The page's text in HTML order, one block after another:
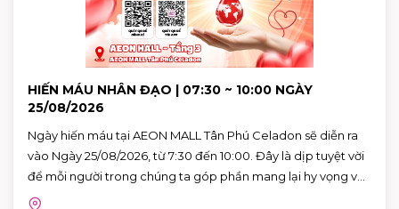
HIẾN MÁU NHÂN ĐẠO | 07:30 ~ 10:00 NGÀY
25/08/2026
Ngày hiến máu tại AEON MALL Tân Phú Celadon sẽ diễn ra
vào Ngày 25/08/2026, từ 7:30 đến 10:00. Đây là dịp tuyệt vời
để mỗi người trong chúng ta góp phần mang lại hy vọng và
cứu sống những người bệnh đang cần máu trong cuộc